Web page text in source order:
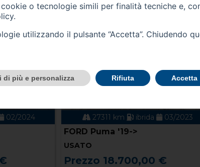
03/2023 60760 km gasolio 02/2024
FORD Focus 4ª serie
USATO
Prezzo 23.000,00 €
o tecnologie simili per finalità tecniche e,
.
utilizzando il pulsante “Accetta”. Chiudendo
di più e personalizza Rifiuta Accetta